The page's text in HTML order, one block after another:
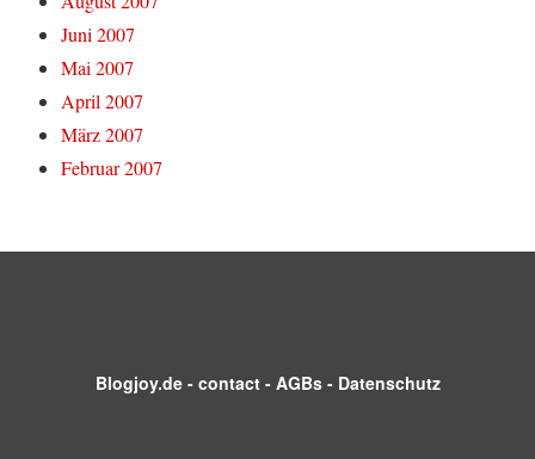
Juni 2007
Mai 2007
April 2007
März 2007
Februar 2007
Blogjoy.de- contact- AGBs- Datenschutz